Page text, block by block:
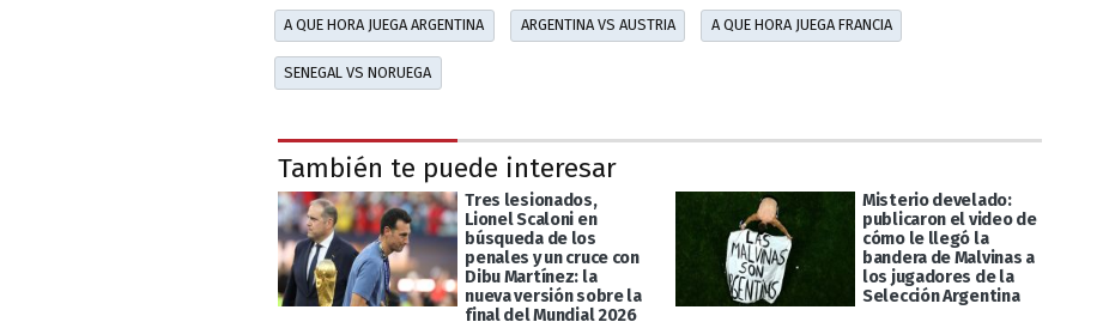
A QUE HORA JUEGA ARGENTINA ARGENTINA VS AUSTRIA A QUE HORA JUEGA FRANCIA
SENEGAL VS NORUEGA
También te puede interesar
Tres lesionados,
Lionel Scaloni en
búsqueda de los
penales y un cruce con
Dibu Martínez: la
nueva versión sobre la
final del Mundial 2026
Misterio develado:
publicaron el video de
cómo le llegó la
bandera de Malvinas a
los jugadores de la
Selección Argentina